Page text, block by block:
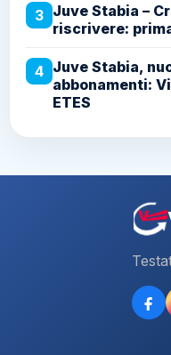
3 Juve Stabia –
riscrivere:
4 Juve Stabia,
abbonamenti:
ETES